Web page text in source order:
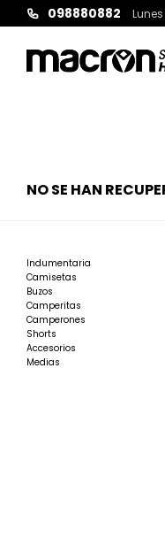
098880882
NO SE HAN
Indumentaria
Camisetas
Buzos
Camperitas
Camperones
Shorts
Accesorios
Medias